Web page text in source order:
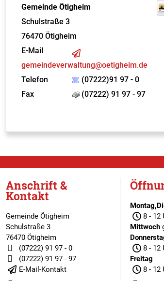
Gemeinde Ötigheim
Schulstraße 3
76470 Ötigheim
E-Mail
gemeindeverwaltung@oetigheim.de
Telefon
(07222)91 97 - 0
Fax
(07222) 91 97 - 97
Anschrift &
Kontakt
Gemeinde Ötigheim
Schulstraße 3
76470 Ötigheim
(07222) 91 97 - 0
(07222) 91 97 - 97
E-Mail-Kontakt
8 - 12
Mittwoch
8 - 12
Freitag
8 - 12